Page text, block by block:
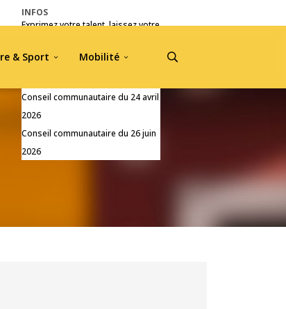
INFOS
Exprimez votre talent, laissez votre
Pré-inscriptions Jou A Tradisyon
Conseil communautaire du 24 avril
2026
Conseil communautaire du 26 juin
2026
& Sport Mobilité